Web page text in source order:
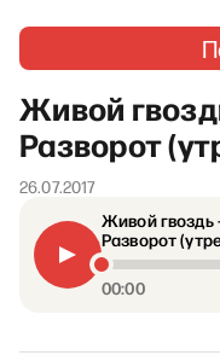
Живой
Разворот
26.07.2017
Живой гвоздь
Разворот
00:00